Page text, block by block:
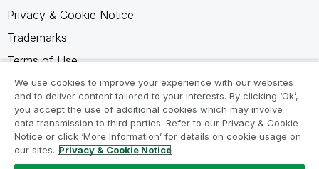
Privacy & Cookie Notice
Trademarks
Terms of Use
Legal Agreements
Product Terms
Do not share my info
We use cookies to improve your experience with our websites
and to deliver content tailored to your interests. By clicking ‘Ok’,
you accept the use of additional cookies which may involve
data transmission to third parties. Refer to our Privacy & Cookie
Notice or click ‘More Information’ for details on cookie usage on
our sites. Privacy & Cookie Notice